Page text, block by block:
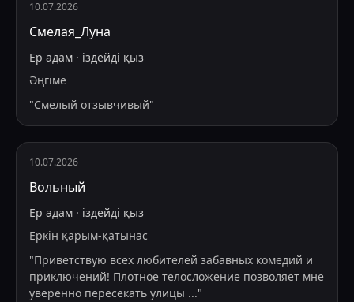
10.07.2026
Смелая_Луна
Ер адам · іздейді қыз
Әңгіме
"Смелый отзывчивый"
10.07.2026
Вольный
Ер адам · іздейді қыз
Еркін қарым-қатынас
"Приветствую всех любителей забавных комедий и
приключений! Плотное телосложение позволяет мне
уверенно пересекать улицы ..."